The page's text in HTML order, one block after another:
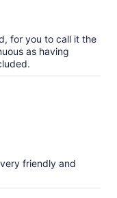
for you to call it the
as having
friendly and